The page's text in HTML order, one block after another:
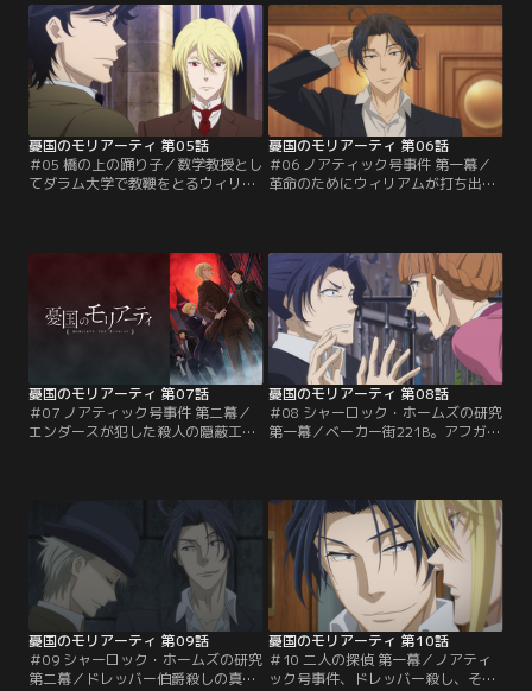
代わることはできない。家族どころ
か使用人たちさえもふたりを見下し
虐げる様子に、アルバートは……。
モリアーティ家の三兄弟、アルバー
ト、ウィリアム、ルイス。血のつな
がり以上に…。
物が集められていた。植物の世話を
任されているのは庭師のバートンと
いう男。ウィリアムは、彼の妻のミ
シェルが子爵を深く恨んでいると聞
いたことを思い出す。しかし子爵に
横柄な態度で頤使されても…。
憂国のモリアーティ 第05話
＃05 橋の上の踊り子／数学教授とし
てダラム大学で教鞭をとるウィリア
た酒場の女給が、橋の上から身を投
げて亡くなったばかり。大学の経営
を手伝うジェントリーのダドリー
は、特に心配する必要はないと言う
が…。不審に思ったウィリアムはふ
たりの仲間を呼び寄せ…。
憂国のモリアーティ 第06話
＃06 ノアティック号事件 第一幕／
革命のためにウィリアムが打ち出し
の劇場化”。ウィリアムが犯罪劇の
最初の舞台として選んだのは、豪華
客船「ノアティック号」。主演は若
き伯爵、ブリッツ・エンダース。彼
には人狩りをしているという黒い噂
があって…。
憂国のモリアーティ 第07話
＃07 ノアティック号事件 第二幕／
エンダースが犯した殺人の隠蔽工作
備は着々と進められていた。船内に
作られた豪華な劇場で、世界初の船
上バレエの上演が始まった。そして
その裏で、犯罪劇の幕も切って落と
される…！ウィリアム達に翻弄され
たエンダースは…。
憂国のモリアーティ 第08話
＃08 シャーロック・ホームズの研究
第一幕／ベーカー街221B。アフガン
た。しかし出会って早々、なぜかシ
ャーロックがドレッバー伯爵殺害容
疑で逮捕されてしまう！現場には血
文字でシャーロックの名前が残され
ていたほか、証拠品も多数見つかっ
たというのだが…。
憂国のモリアーティ 第09話
＃09 シャーロック・ホームズの研究
第二幕／ドレッバー伯爵殺しの真犯
憂国のモリアーティ 第10話
＃10 二人の探偵 第一幕／ノアティ
ック号事件、ドレッバー殺し、その